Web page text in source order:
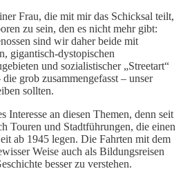
Frau, die mit mir das Schicksal teilt,
zu sein, den es nicht mehr gibt:
sind wir daher beide mit
gigantisch-dystopischen
und sozialistischer „Streetart“
grob zusammengefasst – unser
sollten.
Interesse an diesen Themen, denn seit
Touren und Stadtführungen, die einen
ab 1945 legen. Die Fahrten mit dem
Weise auch als Bildungsreisen
besser zu verstehen.